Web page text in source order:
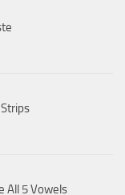
All 5 Vowels